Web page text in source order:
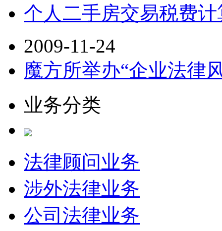
个人二手房交易税费
2009-11-24
魔方所举办“企业法律
业务分类
法律顾问业务
涉外法律业务
公司法律业务